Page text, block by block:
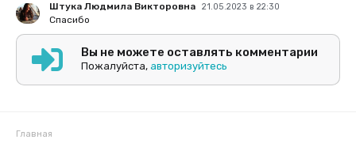
Штука Людмила Викторовна
21.05.2023 в 22:30
Спасибо
Вы не можете оставлять комментарии
Пожалуйста, авторизуйтесь
Главная